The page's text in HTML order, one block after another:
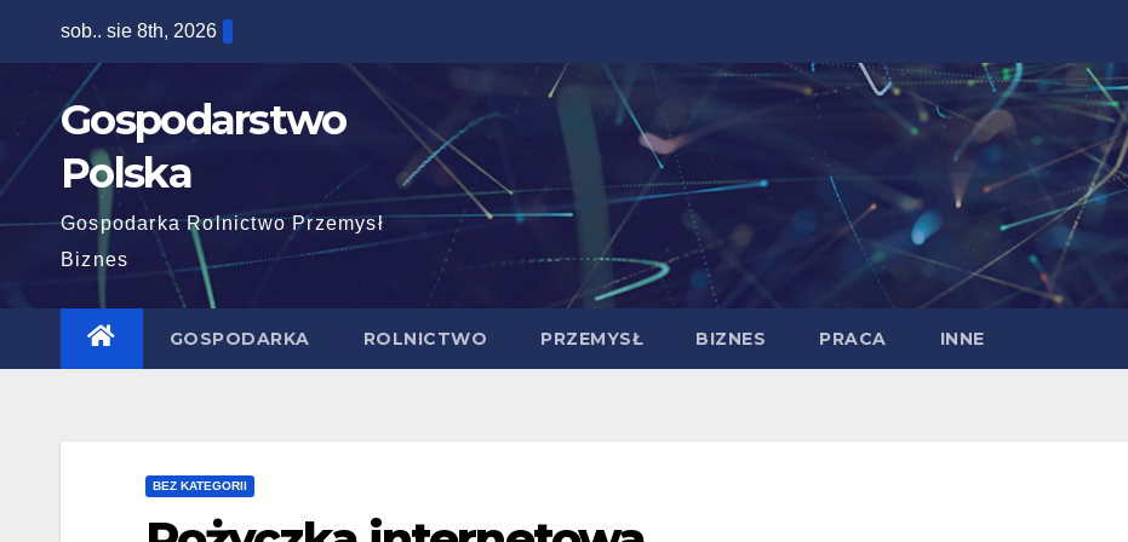
sob.. sie 8th, 2026
Gospodarstwo
Polska
Gospodarka Rolnictwo Przemysł
Biznes
GOSPODARKA ROLNICTWO PRZEMYSŁ BIZNES PRACA INNE
BEZ KATEGORII